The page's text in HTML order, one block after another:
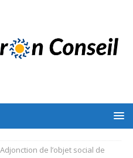
Adjonction de l’objet social de